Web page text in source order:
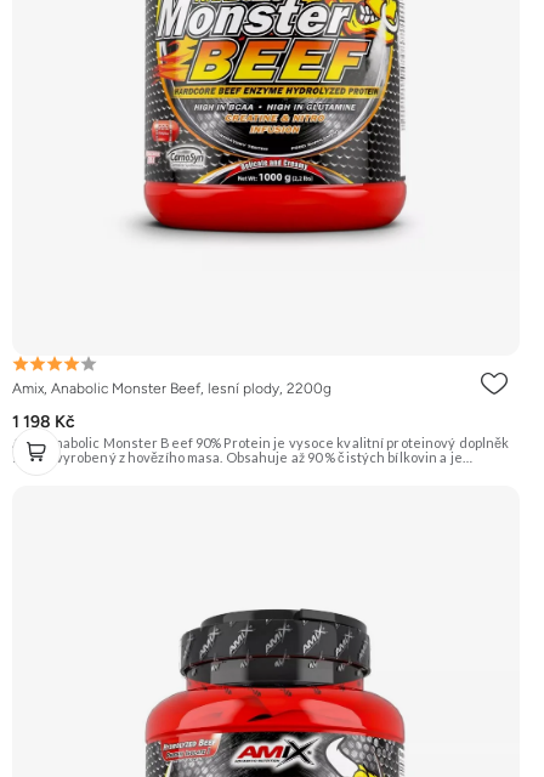
Amix, Anabolic Monster Beef, lesní plody, 2200g
1 198 Kč
Amix Anabolic Monster Beef 90% Protein je vysoce kvalitní proteinový doplněk
stravy vyrobený z hovězího masa. Obsahuje až 90 % čistých bílkovin a je